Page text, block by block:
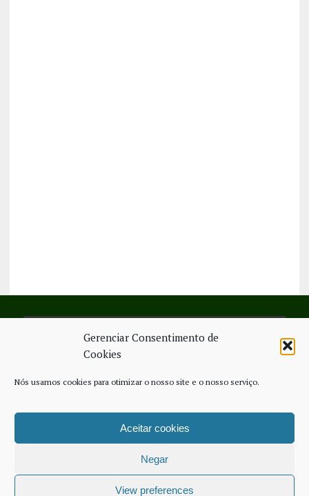
Gerenciar Consentimento de
Cookies
Nós usamos cookies para otimizar o nosso site e o nosso serviço.
Aceitar cookies
Negar
View preferences
SIGA-NOS NO FACEBOOK
ESTATUTO EDITORIAL
CONTACTE-NOS
COPYRIGHT © 2026 - JORNAL NOVO REGIONAL | POWERED BY